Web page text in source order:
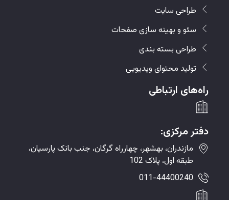
طراحی سایت
سئو و بهینه سازی صفحات
طراحی بسته بندی
تولید محتوای ویدیویی
راه‌های ارتباطی
دفتر مرکزی:
مازندران، بهشهر، چهارراه گرگان، جنب بانک پارسیان،
طبقه اول، پلاک 102
011-44400240